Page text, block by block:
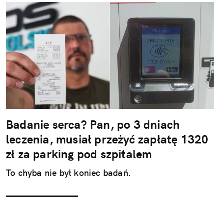
Badanie serca? Pan, po 3 dniach
leczenia, musiał przeżyć zapłatę 1320
zł za parking pod szpitalem
To chyba nie był koniec badań.